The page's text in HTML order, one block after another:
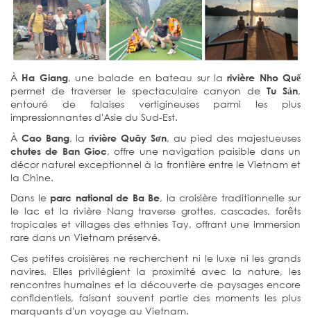
À Ha Giang, une balade en bateau sur larivière Nho Quế
permet de traverser le spectaculaire canyon deTu Sản,
entouré de falaises vertigineuses parmi les plus
impressionnantes d'Asie du Sud-Est.
À Cao Bang, larivière Quây Sơn, au pied des majestueuses
chutes de Ban Gioc, offre une navigation paisible dans un
décor naturel exceptionnel à la frontière entre le Vietnam et
la Chine.
Dans le parc national de Ba Be, la croisière traditionnelle sur
le lac et la rivière Nang traverse grottes, cascades, forêts
tropicales et villages des ethnies Tay, offrant une immersion
rare dans un Vietnam préservé.
Ces petites croisières ne recherchent ni le luxe ni les grands
navires. Elles privilégient la proximité avec la nature, les
rencontres humaines et la découverte de paysages encore
confidentiels, faisant souvent partie des moments les plus
marquants d'un voyage au Vietnam.